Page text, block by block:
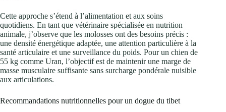
Cette approche s’étend à l’alimentation et aux soins
quotidiens. En tant que vétérinaire spécialisée en nutrition
animale, j’observe que les molosses ont des besoins précis :
une densité énergétique adaptée, une attention particulière à la
santé articulaire et une surveillance du poids. Pour un chien de
55 kg comme Uran, l’objectif est de maintenir une marge de
masse musculaire suffisante sans surcharge pondérale nuisible
aux articulations.
Recommandations nutritionnelles pour un dogue du tibet